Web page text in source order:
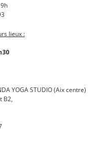
lieux :
YOGA STUDIO (Aix centre)
B2,